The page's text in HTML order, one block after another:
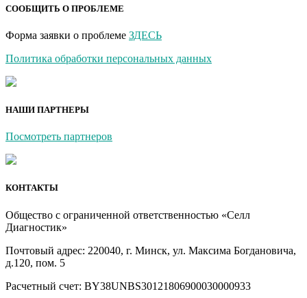
СООБЩИТЬ О ПРОБЛЕМЕ
Форма заявки о проблеме ЗДЕСЬ
Политика обработки персональных данных
НАШИ ПАРТНЕРЫ
Посмотреть партнеров
КОНТАКТЫ
Общество с ограниченной ответственностью «Селл
Диагностик»
Почтовый адрес: 220040, г. Минск, ул. Максима Богдановича,
д.120, пом. 5
Расчетный счет: BY38UNBS30121806900030000933